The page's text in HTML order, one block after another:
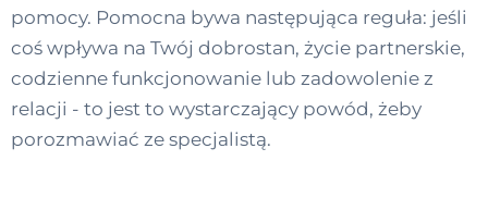
pomocy. Pomocna bywa następująca reguła: jeśli
coś wpływa na Twój dobrostan, życie partnerskie,
codzienne funkcjonowanie lub zadowolenie z
relacji - to jest to wystarczający powód, żeby
porozmawiać ze specjalistą.